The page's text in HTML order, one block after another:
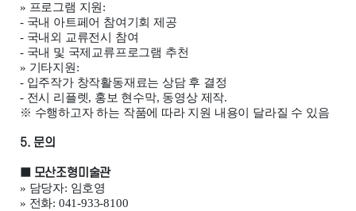
» 프로그램 지원 :
- 국내 아트페어 참여기회 제공
- 국내외 교류전시 참여
- 국내 및 국제교류프로그램 추천
» 기타지원 :
- 입주작가 창작활동재료는 상담 후 결정
- 전시 리플렛, 홍보 현수막, 동영상 제작.
※ 수행하고자 하는 작품에 따라 지원 내용이 달라질 수 있음
5. 문의
■ 모산조형미술관
» 담당자: 임호영
» 전화: 041-933-8100